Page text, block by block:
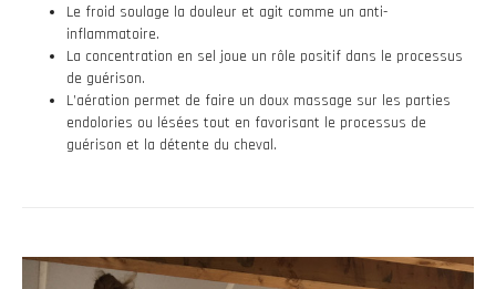
Le froid soulage la douleur et agit comme un anti-
inflammatoire.
La concentration en sel joue un rôle positif dans le processus
de guérison.
L’aération permet de faire un doux massage sur les parties
endolories ou lésées tout en favorisant le processus de
guérison et la détente du cheval.